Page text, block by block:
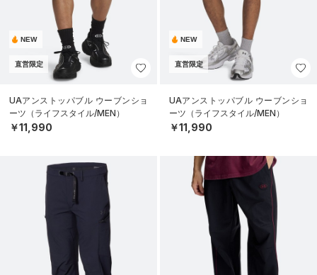
NEW
直営限定
UAアンストッパブル ウーブンショ
ーツ（ライフスタイル/MEN）
￥11,990
NEW
直営限定
UAアンストッパブル ウーブンショ
ーツ（ライフスタイル/MEN）
￥11,990